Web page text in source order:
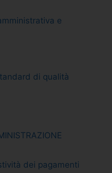
e
di qualità
dei pagamenti